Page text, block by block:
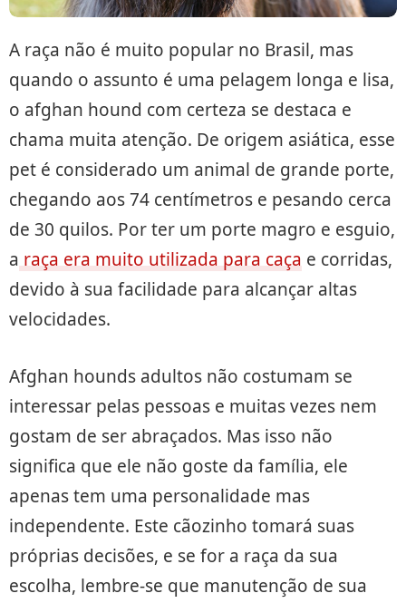
A raça não é muito popular no Brasil, mas
quando o assunto é uma pelagem longa e lisa,
o afghan hound com certeza se destaca e
chama muita atenção. De origem asiática, esse
pet é considerado um animal de grande porte,
chegando aos 74 centímetros e pesando cerca
de 30 quilos. Por ter um porte magro e esguio,
a raça era muito utilizada para caça e corridas,
devido à sua facilidade para alcançar altas
velocidades.
Afghan hounds adultos não costumam se
interessar pelas pessoas e muitas vezes nem
gostam de ser abraçados. Mas isso não
significa que ele não goste da família, ele
apenas tem uma personalidade mas
independente. Este cãozinho tomará suas
próprias decisões, e se for a raça da sua
escolha, lembre-se que manutenção de sua